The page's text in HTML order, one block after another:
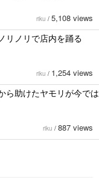
riku / 5,108 views
リノリで店内を踊る
riku / 1,254 views
ら助けたヤモリが今では
riku / 887 views